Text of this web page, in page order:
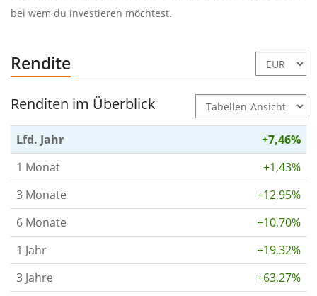
bei wem du investieren möchtest.
Rendite
Renditen im Überblick
Lfd. Jahr
+7,46%
1 Monat
+1,43%
3 Monate
+12,95%
6 Monate
+10,70%
1 Jahr
+19,32%
3 Jahre
+63,27%